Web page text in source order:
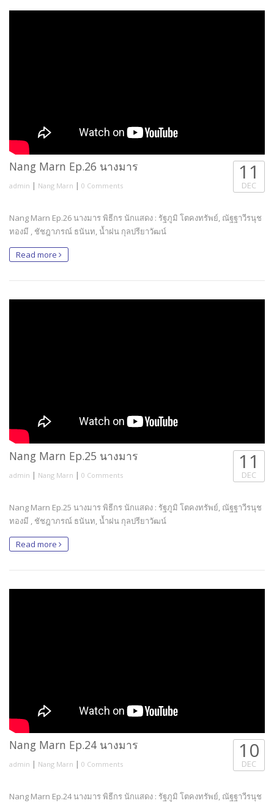
Nang Marn Ep.26 นางมาร
admin | Nang Marn | 0 Comments
11
DEC
Nang Marn Ep.26 นางมาร พิธีกร นักแสดง : รัฐภูมิ โตคงทรัพย์, ณัฐฐาวีรนุช
ทองมี , ชัชฎาภรณ์ ธนันท, น้ำฝน กุลปรียาวัฒน์
Read more
Nang Marn Ep.25 นางมาร
admin | Nang Marn | 0 Comments
11
DEC
Nang Marn Ep.25 นางมาร พิธีกร นักแสดง : รัฐภูมิ โตคงทรัพย์, ณัฐฐาวีรนุช
ทองมี , ชัชฎาภรณ์ ธนันท, น้ำฝน กุลปรียาวัฒน์
Read more
Nang Marn Ep.24 นางมาร
admin | Nang Marn | 0 Comments
10
DEC
Nang Marn Ep.24 นางมาร พิธีกร นักแสดง : รัฐภูมิ โตคงทรัพย์, ณัฐฐาวีรนุช